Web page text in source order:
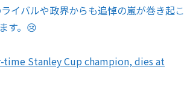
イバルや政界からも追悼の嵐が巻き起こ
す。😢
Stanley Cup champion, dies at